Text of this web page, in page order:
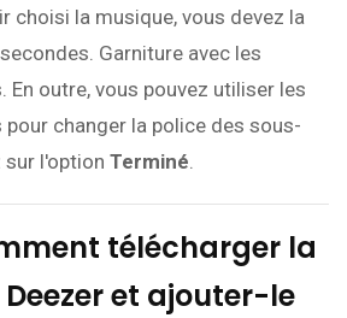
choisi la musique, vous devez la
Garniture avec les
En outre, vous pouvez utiliser les
changer la police des sous-
sur l'option Terminé.
télécharger la
et ajouter-le